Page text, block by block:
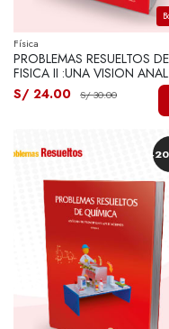
Física
PROBLEMAS RESUELTOS DE
FISICA II :UNA VISION
MO
S/ 24.00 S/ 30.00
-